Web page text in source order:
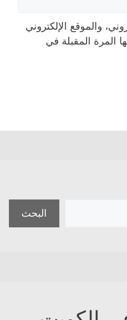
والموقع الإلكتروني
المرة المقبلة في
البحث